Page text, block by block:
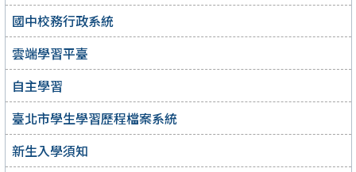
國中校務行政系統
雲端學習平臺
自主學習
臺北市學生學習歷程檔案系統
新生入學須知